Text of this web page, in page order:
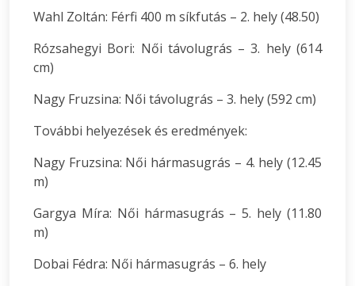
Wahl Zoltán: Férfi 400 m síkfutás – 2. hely (48.50)
Rózsahegyi Bori: Női távolugrás – 3. hely (614
cm)
Nagy Fruzsina: Női távolugrás – 3. hely (592 cm)
További helyezések és eredmények:
Nagy Fruzsina: Női hármasugrás – 4. hely (12.45
m)
Gargya Míra: Női hármasugrás – 5. hely (11.80
m)
Dobai Fédra: Női hármasugrás – 6. hely